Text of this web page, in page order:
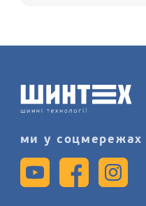
детально на сайті.
ми у соцмережах